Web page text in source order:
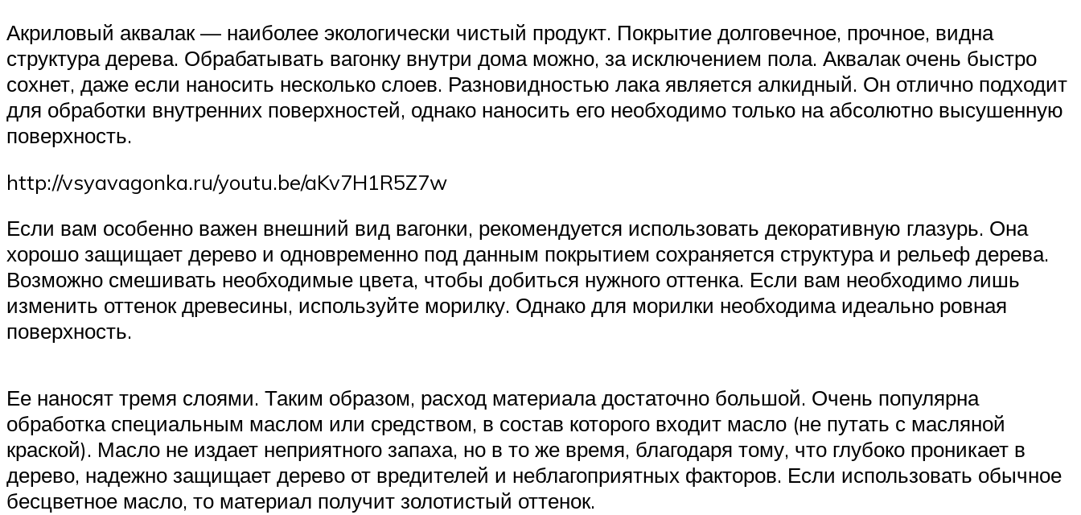
Акриловый аквалак — наиболее экологически чистый продукт. Покрытие долговечное, прочное, видна
структура дерева. Обрабатывать вагонку внутри дома можно, за исключением пола. Аквалак очень быстро
сохнет, даже если наносить несколько слоев. Разновидностью лака является алкидный. Он отлично подходит
для обработки внутренних поверхностей, однако наносить его необходимо только на абсолютно высушенную
поверхность.
http://vsyavagonka.ru/youtu.be/aKv7H1R5Z7w
Если вам особенно важен внешний вид вагонки, рекомендуется использовать декоративную глазурь. Она
хорошо защищает дерево и одновременно под данным покрытием сохраняется структура и рельеф дерева.
Возможно смешивать необходимые цвета, чтобы добиться нужного оттенка. Если вам необходимо лишь
изменить оттенок древесины, используйте морилку. Однако для морилки необходима идеально ровная
поверхность.
Ее наносят тремя слоями. Таким образом, расход материала достаточно большой. Очень популярна
обработка специальным маслом или средством, в состав которого входит масло (не путать с масляной
краской). Масло не издает неприятного запаха, но в то же время, благодаря тому, что глубоко проникает в
дерево, надежно защищает дерево от вредителей и неблагоприятных факторов. Если использовать обычное
бесцветное масло, то материал получит золотистый оттенок.